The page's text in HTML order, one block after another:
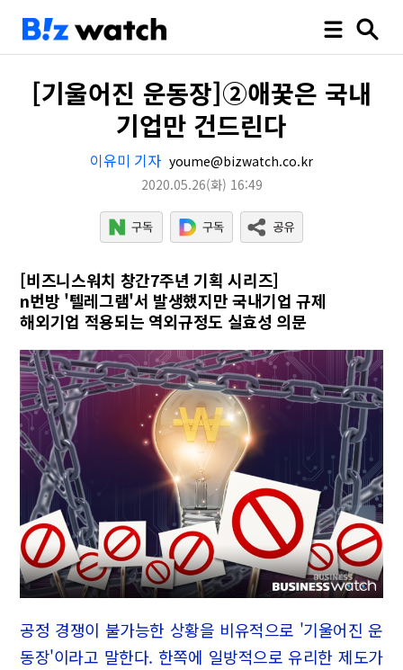
[기울어진 운동장]②애꿎은 국내
기업만 건드린다
이유미 기자 youme@bizwatch.co.kr
2020.05.26(화) 16:49
[비즈니스워치 창간7주년 기획 시리즈]
n번방 '텔레그램'서 발생했지만 국내기업 규제
해외기업 적용되는 역외규정도 실효성 의문
공정 경쟁이 불가능한 상황을 비유적으로 '기울어진 운
동장'이라고 말한다. 한쪽에 일방적으로 유리한 제도가